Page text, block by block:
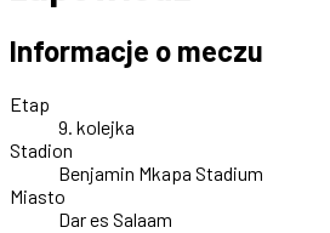
Informacje o meczu
Etap
9. kolejka
Stadion
Benjamin Mkapa Stadium
Miasto
Dar es Salaam